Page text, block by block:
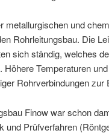
metallurgischen und
Rohrleitungsbau. Die
sich ständig, welches
Höhere Temperaturen
Rohrverbindungen
Finow war schon
und Prüfverfahren